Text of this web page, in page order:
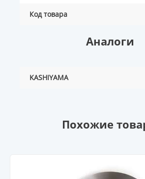
Код товара
Аналоги
KASHIYAMA
Похожие